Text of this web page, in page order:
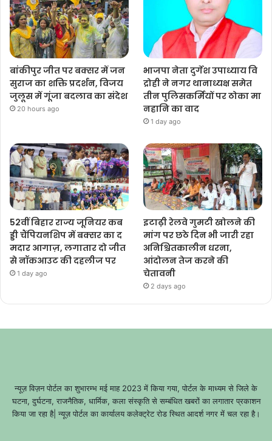
बांकीपुर जीत पर बक्सर में जन
सुराज का शक्ति प्रदर्शन, विजय
जुलूस में गूंजा बदलाव का संदेश
20 hours ago
भाजपा नेता दुर्गेश उपाध्याय वि
द्रोही ने नगर थानाध्यक्ष समेत
तीन पुलिसकर्मियों पर ठोका मा
नहानि का वाद
1 day ago
52वीं बिहार राज्य जूनियर कब
ड्डी चैंपियनशिप में बक्सर का द
मदार आगाज़, लगातार दो जीत
से नॉकआउट की दहलीज पर
1 day ago
इटाढ़ी रेलवे गुमटी खोलने की
मांग पर छठे दिन भी जारी रहा
अनिश्चितकालीन धरना,
आंदोलन तेज करने की
चेतावनी
2 days ago
न्यूज़ विज़न पोर्टल का शुभारम्भ मई माह 2023 में किया गया, पोर्टल के माध्यम से जिले के
घटना, दुर्घटना, राजनैतिक, धार्मिक, कला संस्कृति से सम्बंधित खबरों का लगातार प्रकाशन
किया जा रहा है| न्यूज़ पोर्टल का कार्यालय कलेक्ट्रेट रोड स्थित आदर्श नगर में चल रहा है।